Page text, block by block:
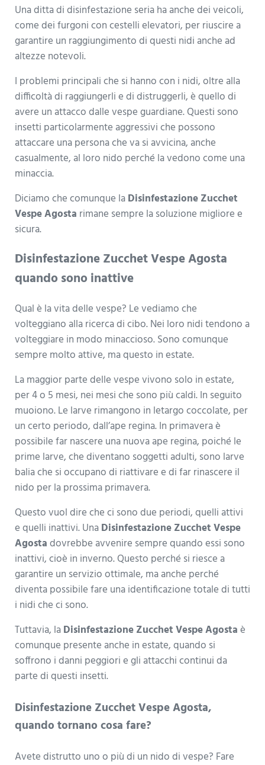
Una ditta di disinfestazione seria ha anche dei veicoli,
come dei furgoni con cestelli elevatori, per riuscire a
garantire un raggiungimento di questi nidi anche ad
altezze notevoli.
I problemi principali che si hanno con i nidi, oltre alla
difficoltà di raggiungerli e di distruggerli, è quello di
avere un attacco dalle vespe guardiane. Questi sono
insetti particolarmente aggressivi che possono
attaccare una persona che va si avvicina, anche
casualmente, al loro nido perché la vedono come una
minaccia.
Diciamo che comunque laDisinfestazione Zucchet
Vespe Agosta rimane sempre la soluzione migliore e
sicura.
Disinfestazione Zucchet Vespe Agosta
quando sono inattive
Qual è la vita delle vespe? Le vediamo che
volteggiano alla ricerca di cibo. Nei loro nidi tendono a
volteggiare in modo minaccioso. Sono comunque
sempre molto attive, ma questo in estate.
La maggior parte delle vespe vivono solo in estate,
per 4 o 5 mesi, nei mesi che sono più caldi. In seguito
muoiono. Le larve rimangono in letargo coccolate, per
un certo periodo, dall’ape regina. In primavera è
possibile far nascere una nuova ape regina, poiché le
prime larve, che diventano soggetti adulti, sono larve
balia che si occupano di riattivare e di far rinascere il
nido per la prossima primavera.
Questo vuol dire che ci sono due periodi, quelli attivi
e quelli inattivi. UnaDisinfestazione Zucchet Vespe
Agostadovrebbe avvenire sempre quando essi sono
inattivi, cioè in inverno. Questo perché si riesce a
garantire un servizio ottimale, ma anche perché
diventa possibile fare una identificazione totale di tutti
i nidi che ci sono.
Tuttavia, laDisinfestazione Zucchet Vespe Agostaè
comunque presente anche in estate, quando si
soffrono i danni peggiori e gli attacchi continui da
parte di questi insetti.
Disinfestazione Zucchet Vespe Agosta,
quando tornano cosa fare?
Avete distrutto uno o più di un nido di vespe? Fare